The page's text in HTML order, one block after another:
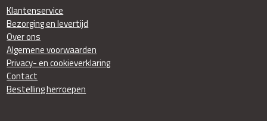
Klantenservice
Bezorging en levertijd
Over ons
Algemene voorwaarden
Privacy- en cookieverklaring
Contact
Bestelling herroepen